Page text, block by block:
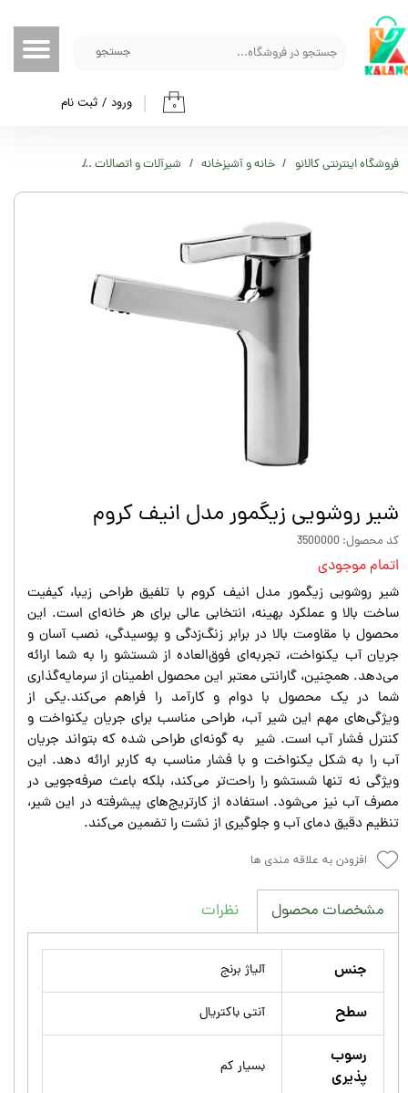
جستجو
۰ ورود / ثبت نام
حساب کاربری من
تغییر گذر واژه
خروج از حساب کاربری
فروشگاه اینترنتی کالانو خانه و آشپزخانه شیرآلات و اتصالات
شیر روشویی زیگمور مدل انیف کروم
کد محصول: 3500000
اتمام موجودی
شیر روشویی زیگمور مدل انیف کروم با تلفیق طراحی زیبا، کیفیت
ساخت بالا و عملکرد بهینه، انتخابی عالی برای هر خانه‌ای است. این
محصول با مقاومت بالا در برابر زنگ‌زدگی و پوسیدگی، نصب آسان و
جریان آب یکنواخت، تجربه‌ای فوق‌العاده از شستشو را به شما ارائه
می‌دهد. همچنین، گارانتی معتبر این محصول اطمینان از سرمایه‌گذاری
شما در یک محصول با دوام و کارآمد را فراهم می‌کند.یکی از
ویژگی‌های مهم این شیر آب، طراحی مناسب برای جریان یکنواخت و
کنترل فشار آب است. شیر به گونه‌ای طراحی شده که بتواند جریان
آب را به شکل یکنواخت و با فشار مناسب به کاربر ارائه دهد. این
ویژگی نه تنها شستشو را راحت‌تر می‌کند، بلکه باعث صرفه‌جویی در
مصرف آب نیز می‌شود. استفاده از کارتریج‌های پیشرفته در این شیر،
تنظیم دقیق دمای آب و جلوگیری از نشت را تضمین می‌کند.
افزودن به علاقه مندی ها
مشخصات محصول نظرات
جنس آلیاژ برنج
سطح آنتی باکتریال
رسوب
پذیری
بسیار کم